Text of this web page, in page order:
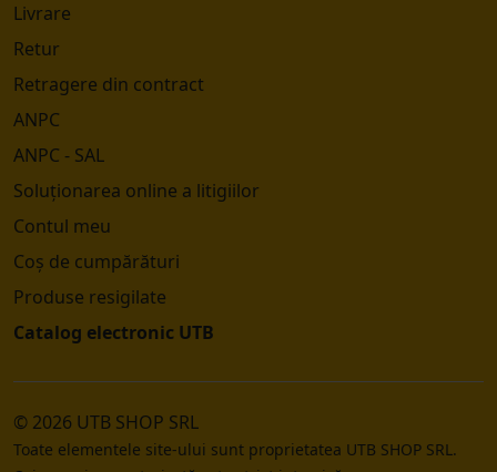
Livrare
Retur
Retragere din contract
ANPC
ANPC - SAL
Soluționarea online a litigiilor
Contul meu
Coș de cumpărături
Produse resigilate
Catalog electronic UTB
© 2026 UTB SHOP SRL
Toate elementele site-ului sunt proprietatea UTB SHOP SRL.